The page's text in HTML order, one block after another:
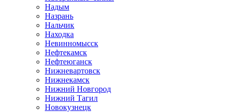
Надым
Назрань
Нальчик
Находка
Невинномысск
Нефтекамск
Нефтеюганск
Нижневартовск
Нижнекамск
Нижний Новгород
Нижний Тагил
Новокузнецк